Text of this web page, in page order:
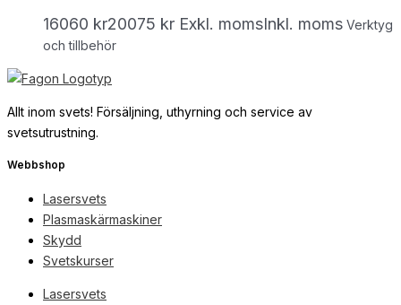
16060 kr20075 kr Exkl. momsInkl. moms Verktyg
och tillbehör
Allt inom svets! Försäljning, uthyrning och service av
svetsutrustning.
Webbshop
Lasersvets
Plasmaskärmaskiner
Skydd
Svetskurser
Lasersvets